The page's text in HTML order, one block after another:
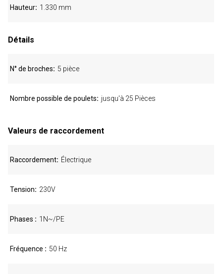
Hauteur 1.330 mm
Détails
N° de broches 5 pièce
Nombre possible de poulets jusqu'à 25 Pièces
Valeurs de raccordement
Raccordement Électrique
Tension 230V
Phases 1N~/PE
Fréquence 50 Hz